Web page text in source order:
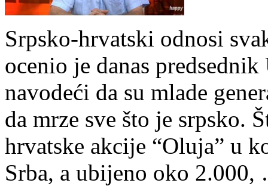
Srpsko-hrvatski odnosi
ocenio je danas
navodeći da su mlade
da mrze sve što je srpsko.
hrvatske akcije “Oluja” u
Srba, a ubijeno oko